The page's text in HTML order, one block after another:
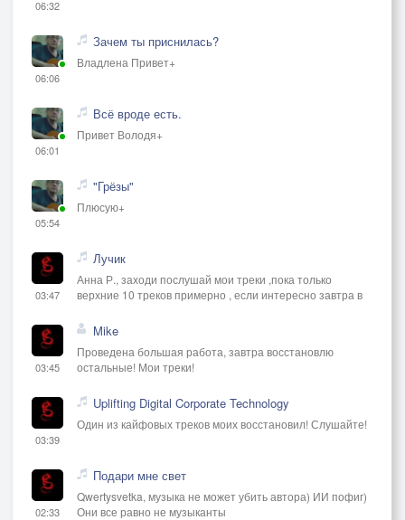
06:32
06:06
Зачем ты приснилась?
Владлена Привет+
06:01
Всё вроде есть.
Привет Володя+
05:54
"Грёзы"
Плюсую+
03:47
Лучик
Анна Р., заходи послушай мои треки ,пока только
верхние 10 треков примерно , если интересно завтра в
03:45
Mike
Проведена большая работа, завтра восстановлю
остальные! Мои треки!
03:39
Uplifting Digital Corporate Technology
Один из кайфовых треков моих восстановил! Слушайте!
02:33
Подари мне свет
Qwertysvetka, музыка не может убить автора) ИИ пофиг)
Они все равно не музыканты